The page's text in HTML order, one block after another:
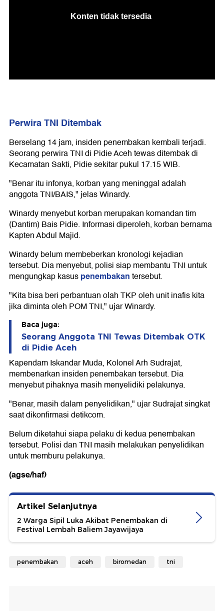
Perwira TNI Ditembak
Berselang 14 jam, insiden penembakan kembali terjadi.
Seorang perwira TNI di Pidie Aceh tewas ditembak di
Kecamatan Sakti, Pidie sekitar pukul 17.15 WIB.
"Benar itu infonya, korban yang meninggal adalah
anggota TNI/BAIS," jelas Winardy.
Winardy menyebut korban merupakan komandan tim
(Dantim) Bais Pidie. Informasi diperoleh, korban bernama
Kapten Abdul Majid.
Winardy belum membeberkan kronologi kejadian
tersebut. Dia menyebut, polisi siap membantu TNI untuk
mengungkap kasuspenembakantersebut.
"Kita bisa beri perbantuan olah TKP oleh unit inafis kita
jika diminta oleh POM TNI," ujar Winardy.
Baca juga:
Seorang Anggota TNI Tewas Ditembak OTK
di Pidie Aceh
Kapendam Iskandar Muda, Kolonel Arh Sudrajat,
membenarkan insiden penembakan tersebut. Dia
menyebut pihaknya masih menyelidiki pelakunya.
"Benar, masih dalam penyelidikan," ujar Sudrajat singkat
saat dikonfirmasi detikcom.
Belum diketahui siapa pelaku di kedua penembakan
tersebut. Polisi dan TNI masih melakukan penyelidikan
untuk memburu pelakunya.
(agse/haf)
Artikel Selanjutnya
2 Warga Sipil Luka Akibat Penembakan di
Festival Lembah Baliem Jayawijaya
penembakan aceh biromedan tni